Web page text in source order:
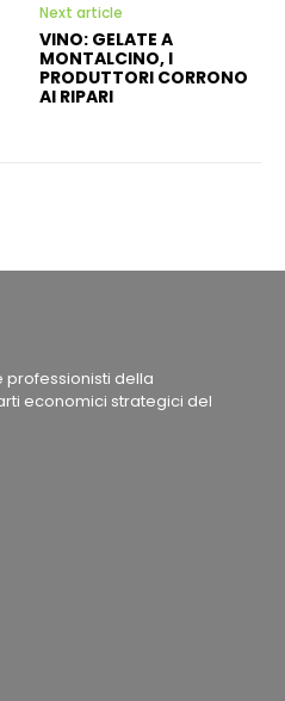
Next article
VINO: GELATE A
MONTALCINO, I
PRODUTTORI CORRONO
AI RIPARI
professionisti della
economici strategici del